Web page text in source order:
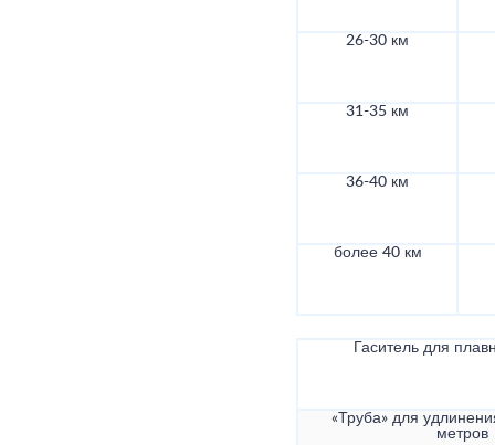
26-30 км
31-35 км
36-40 км
более 40 км
Гаситель для
«Труба» для
метров